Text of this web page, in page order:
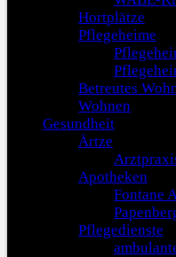
Hortplätze
Pflegeheime
Betreutes
Wohnen
Gesundheit
Ärtze
Apotheken
Fontane
Pflegedienste